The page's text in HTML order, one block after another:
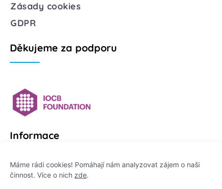
Máme rádi cookies! Pomáhají nám analyzovat zájem o naši
činnost. Více o nich zde.
Zásady cookies
GDPR
Děkujeme za podporu
Informace
Platformu Zeptej se vědce provozuje: